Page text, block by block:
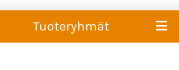
Tuoteryhmät